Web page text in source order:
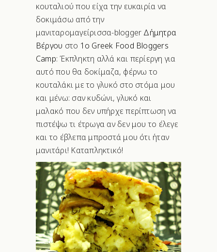
κουταλιού που είχα την ευκαιρία να
δοκιμάσω από την
μανιταρομαγείρισσα-blogger Δήμητρα
Βέργου στο 1ο Greek Food Bloggers
Camp: Έκπληκτη αλλά και περίεργη για
αυτό που θα δοκίμαζα, φέρνω το
κουταλάκι με το γλυκό στο στόμα μου
και μένω: σαν κυδώνι, γλυκό και
μαλακό που δεν υπήρχε περίπτωση να
πιστέψω τι έτρωγα αν δεν μου το έλεγε
και το έβλεπα μπροστά μου ότι ήταν
μανιτάρι! Καταπληκτικό!